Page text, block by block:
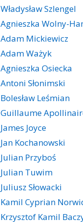
Władysław Szlengel
Agnieszka Wolny-
Adam Mickiewicz
Adam Ważyk
Agnieszka Osiecka
Antoni Słonimski
Bolesław Leśmian
Guillaume
James Joyce
Jan Kochanowski
Julian Przyboś
Julian Tuwim
Juliusz Słowacki
Kamil Cyprian
Krzysztof Kamil